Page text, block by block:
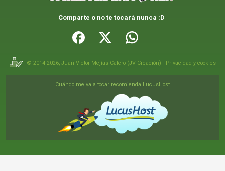
Comparte o no te tocará nunca :D
© 2014-2026, Juan Víctor Mejías Calero(JV Creación) - Privacidad y cookies
Cuándo me va a tocar recomienda LucusHost